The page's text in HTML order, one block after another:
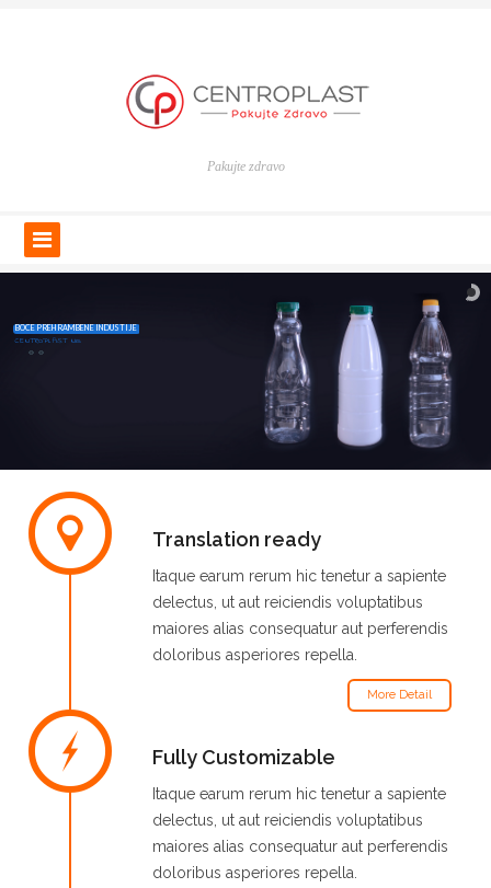
Pakujte zdravo
BOCE PREHRAMBENE INDUSTIJE
CENTROPLAST Nis
Translation ready
More Detail
Itaque earum rerum hic tenetur a sapiente
delectus, ut aut reiciendis voluptatibus
maiores alias consequatur aut perferendis
doloribus asperiores repella.
Fully Customizable
Itaque earum rerum hic tenetur a sapiente
delectus, ut aut reiciendis voluptatibus
maiores alias consequatur aut perferendis
doloribus asperiores repella.